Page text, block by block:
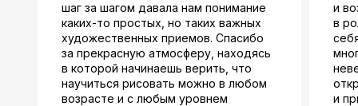
шаг за шагом давала нам понимание
каких-то простых, но таких важных
художественных приемов. Спасибо
за прекрасную атмосферу, находясь
в которой начинаешь верить, что
научиться рисовать можно в любом
возрасте и с любым уровнем
и
в
и